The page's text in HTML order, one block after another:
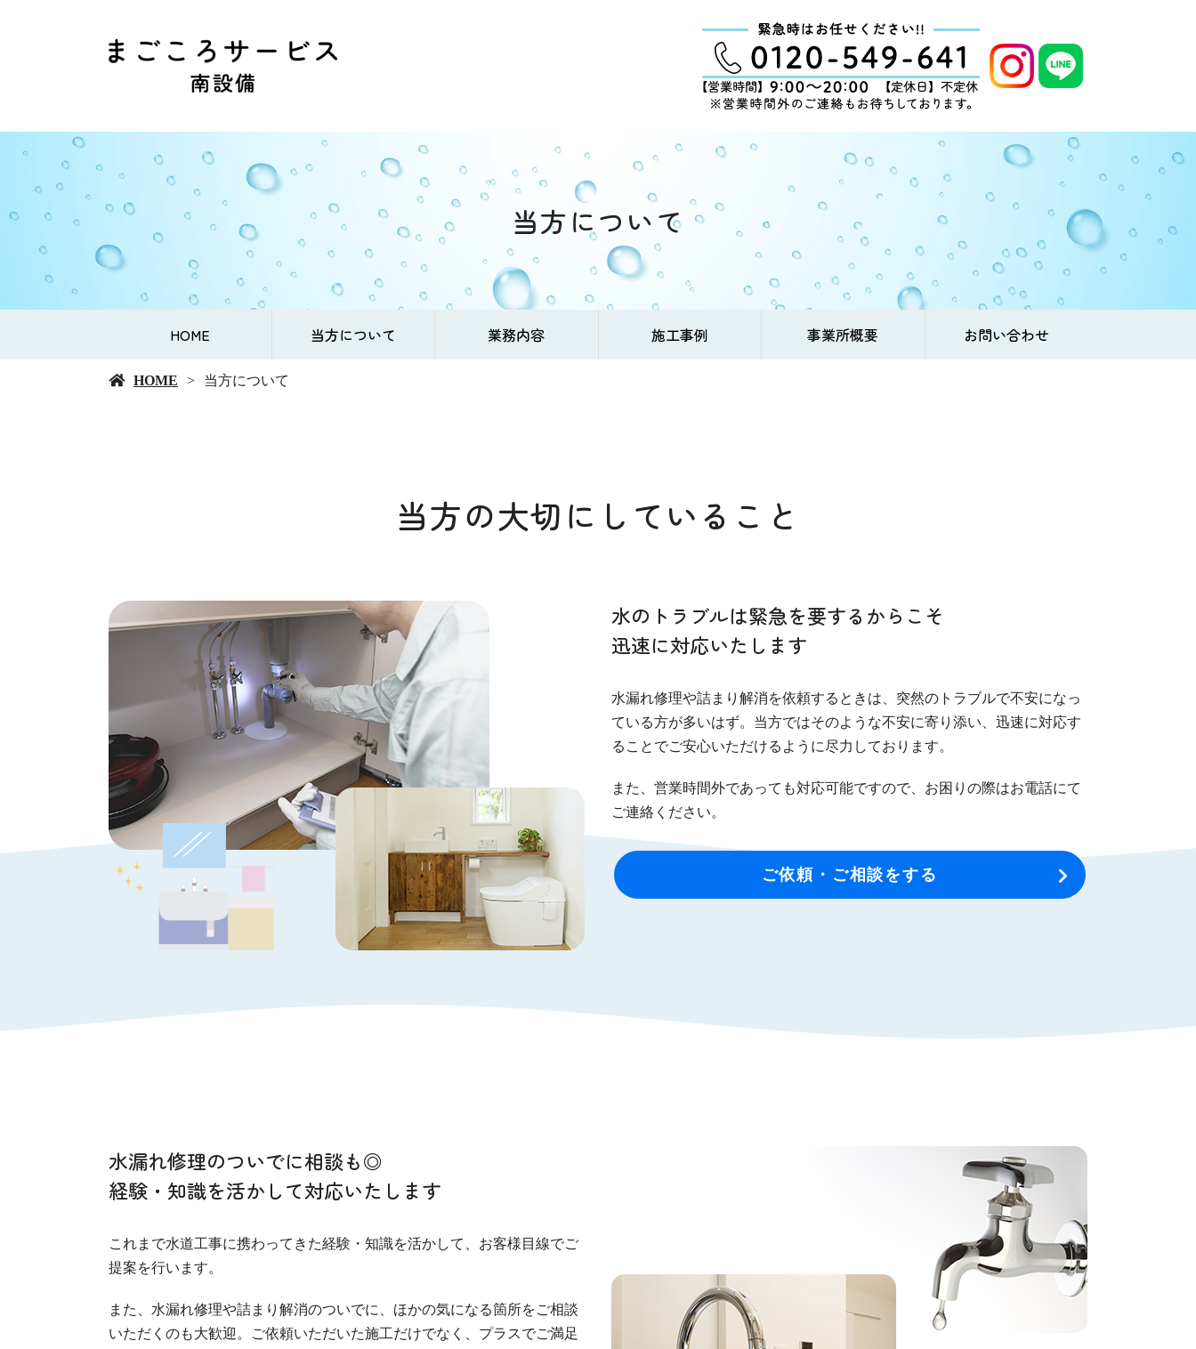
当方について
HOME 当方について 業務内容 施工事例 事業所概要 お問い合わせ
HOME 当方について
当方の大切にしていること
水のトラブルは緊急を要するからこそ
迅速に対応いたします
水漏れ修理や詰まり解消を依頼するときは、突然のトラブルで不安になっ
ている方が多いはず。当方ではそのような不安に寄り添い、迅速に対応す
ることでご安心いただけるように尽力しております。
また、営業時間外であっても対応可能ですので、お困りの際はお電話にて
ご連絡ください。
ご依頼・ご相談をする
水漏れ修理のついでに相談も◎
経験・知識を活かして対応いたします
これまで水道工事に携わってきた経験・知識を活かして、お客様目線でご
提案を行います。
また、水漏れ修理や詰まり解消のついでに、ほかの気になる箇所をご相談
いただくのも大歓迎。ご依頼いただいた施工だけでなく、プラスでご満足